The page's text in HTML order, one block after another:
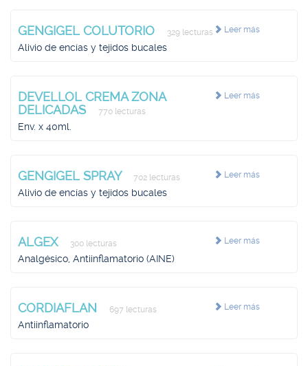
Leer más
GENGIGEL COLUTORIO 329 lecturas
Alivio de encías y tejidos bucales
Leer más
DEVELLOL CREMA ZONA
DELICADAS
770 lecturas
Env. x 40ml.
Leer más
GENGIGEL SPRAY 702 lecturas
Alivio de encías y tejidos bucales
Leer más
ALGEX 300 lecturas
Analgésico, Antiinflamatorio (AINE)
Leer más
CORDIAFLAN 697 lecturas
Antiinflamatorio